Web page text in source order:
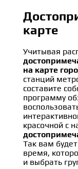
карте
Учитывая
на карте
станций
составите
программу
красочной с
Так вам
время,
и выбрать